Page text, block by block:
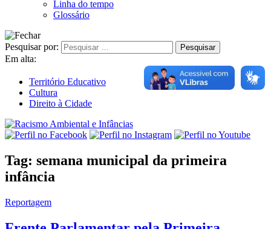
Linha do tempo
Glossário
Pesquisar por:
Em alta:
Território Educativo
Cultura
Direito à Cidade
Tag: semana municipal da primeira
infância
Reportagem